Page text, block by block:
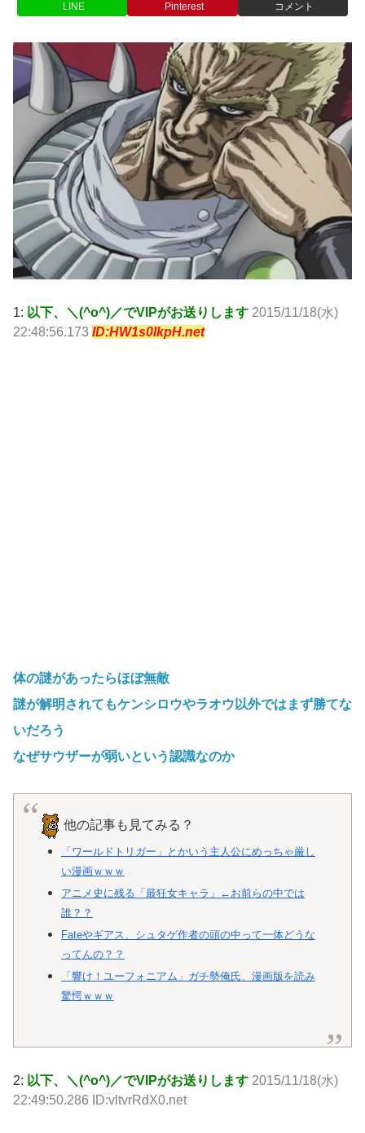
LINE Pinterest コメント
1: 以下、＼(^o^)／でVIPがお送りします 2015/11/18(水)
22:48:56.173 ID:HW1s0IkpH.net
体の謎があったらほぼ無敵
謎が解明されてもケンシロウやラオウ以外ではまず勝てな
いだろう
なぜサウザーが弱いという認識なのか
他の記事も見てみる？
「ワールドトリガー」とかいう主人公にめっちゃ厳し
い漫画ｗｗｗ
アニメ史に残る「最狂女キャラ」←お前らの中では
誰？？
Fateやギアス、シュタゲ作者の頭の中って一体どうな
ってんの？？
「響け！ユーフォニアム」ガチ勢俺氏、漫画版を読み
驚愕ｗｗｗ
2: 以下、＼(^o^)／でVIPがお送りします 2015/11/18(水)
22:49:50.286 ID:vltvrRdX0.net